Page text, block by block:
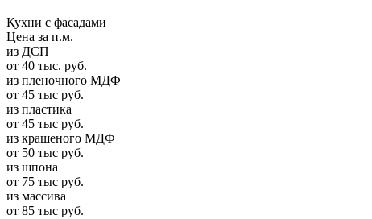
Кухни с фасадами
Цена за п.м.
из ДСП
от 40 тыс. руб.
из пленочного МДФ
от 45 тыс руб.
из пластика
от 45 тыс руб.
из крашеного МДФ
от 50 тыс руб.
из шпона
от 75 тыс руб.
из массива
от 85 тыс руб.